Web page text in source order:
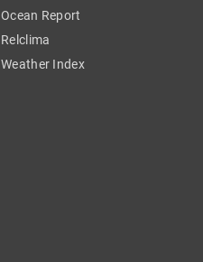
Ocean Report
Relclima
Weather Index